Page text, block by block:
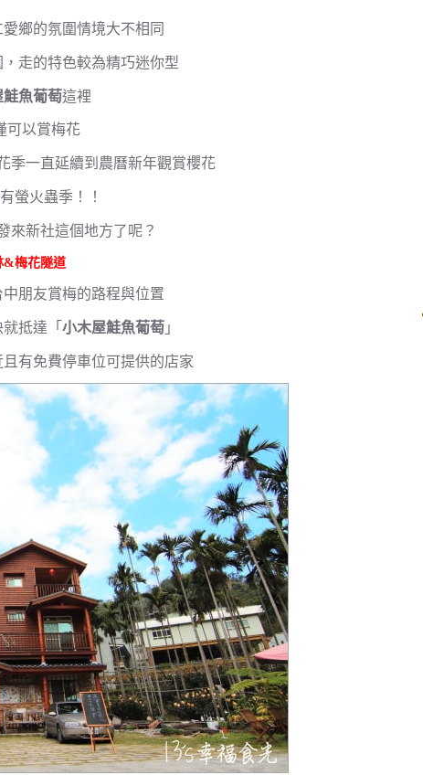
鄉的氛圍情境大不相同
走的特色較為精巧迷你型
鮭魚葡萄這裡
可以賞梅花
季一直延續到農曆新年觀賞櫻花
螢火蟲季！！
來新社這個地方了呢？
&梅花隧道
朋友賞梅的路程與位置
就抵達「小木屋鮭魚葡萄 」
有免費停車位可提供的店家